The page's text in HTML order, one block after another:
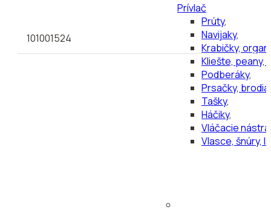
Prívlač
Prúty,
Navijaky,
Krabičky,
Kliešte, peany,
Podberáky,
Prsačky,
Tašky,
Háčiky,
Vláčacie
Vlasce, šnúry,
101001524